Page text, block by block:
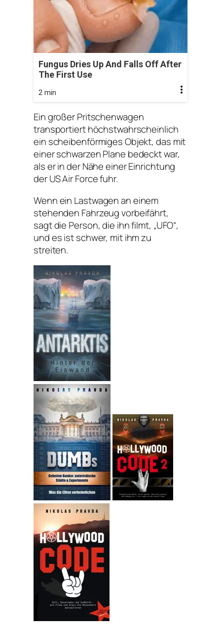
Fungus Dries Up And Falls Off After
The First Use
2 min
Ein großer Pritschenwagen
transportiert höchstwahrscheinlich
ein scheibenförmiges Objekt, das mit
einer schwarzen Plane bedeckt war,
als er in der Nähe einer Einrichtung
der US Air Force fuhr.
Wenn ein Lastwagen an einem
stehenden Fahrzeug vorbeifährt,
sagt die Person, die ihn filmt, „UFO“,
und es ist schwer, mit ihm zu
streiten.